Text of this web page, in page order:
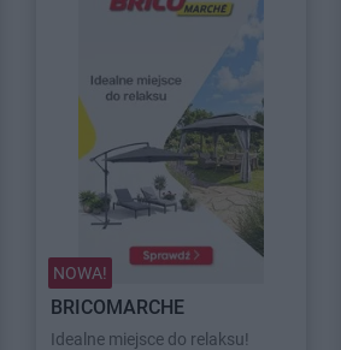
NOWA!
BRICOMARCHE
Idealne miejsce do relaksu!